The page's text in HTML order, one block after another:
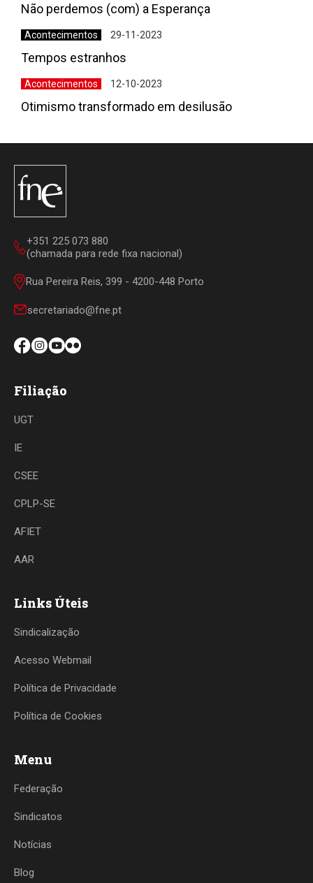
Não perdemos (com) a Esperança
Acontecimentos 29-11-2023
Tempos estranhos
Acontecimentos 12-10-2023
Otimismo transformado em desilusão
+351 225 073 880
(chamada para rede fixa nacional)
Rua Pereira Reis, 399 - 4200-448 Porto
secretariado@fne.pt
Filiação
UGT
IE
CSEE
CPLP-SE
AFIET
AAR
Links Úteis
Sindicalização
Acesso Webmail
Política de Privacidade
Política de Cookies
Menu
Federação
Sindicatos
Notícias
Blog